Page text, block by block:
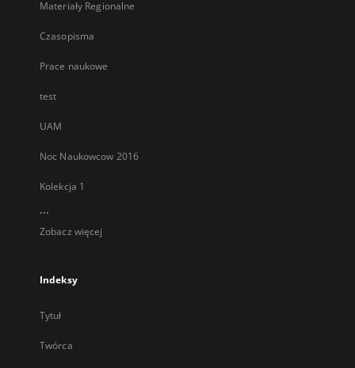
Materiały Regionalne
Czasopisma
Prace naukowe
test
UAM
Noc Naukowcow 2016
Kolekcja 1
...
Zobacz więcej
Indeksy
Tytuł
Twórca